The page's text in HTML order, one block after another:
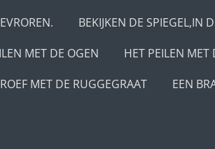
BEKIJKEN DE SPIEGEL,IN
MET DE OGEN
HET PEILEN MET
MET DE RUGGEGRAAT
EEN